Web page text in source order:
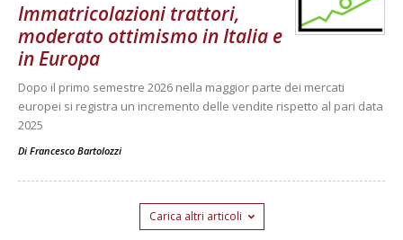
Immatricolazioni trattori,
moderato ottimismo in Italia e
in Europa
Dopo il primo semestre 2026 nella maggior parte dei mercati
europei si registra un incremento delle vendite rispetto al pari data
2025
Di Francesco Bartolozzi
Carica altri articoli